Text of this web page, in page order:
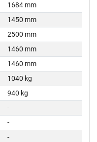
1684 mm
1450 mm
2500 mm
1460 mm
1460 mm
1040 kg
940 kg
-
-
-